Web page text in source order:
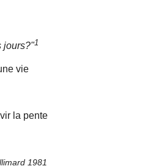
jours?"1
vie
la pente
1981